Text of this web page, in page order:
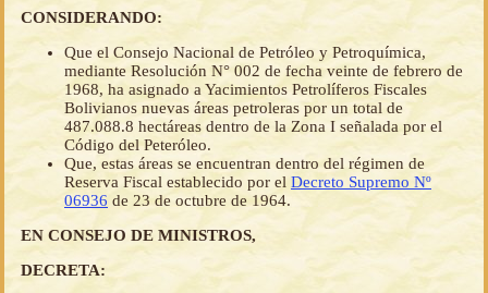
CONSIDERANDO:
Que el Consejo Nacional de Petróleo y Petroquímica,
mediante Resolución N° 002 de fecha veinte de febrero de
1968, ha asignado a Yacimientos Petrolíferos Fiscales
Bolivianos nuevas áreas petroleras por un total de
487.088.8 hectáreas dentro de la Zona I señalada por el
Código del Peteróleo.
Que, estas áreas se encuentran dentro del régimen de
Reserva Fiscal establecido por el Decreto Supremo Nº
06936 de 23 de octubre de 1964.
EN CONSEJO DE MINISTROS,
DECRETA: